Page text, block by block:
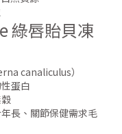
綠唇貽貝凍
canaliculus）
蛋白
長、關節保健需求毛